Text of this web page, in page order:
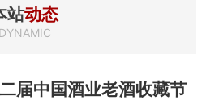
耀背后的价值与使命
站动态
DYNAMIC
届中国酒业老酒收藏节